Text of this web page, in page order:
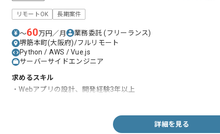
リモートOK 長期案件
〜60万円／月 業務委託(フリーランス)
堺筋本町(大阪府)/フルリモート
Python / AWS / Vue.js
サーバーサイドエンジニア
求めるスキル
・Webアプリの設計、開発経験3年以上
詳細を見る